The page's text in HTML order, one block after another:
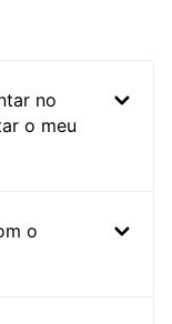
no
o meu
o